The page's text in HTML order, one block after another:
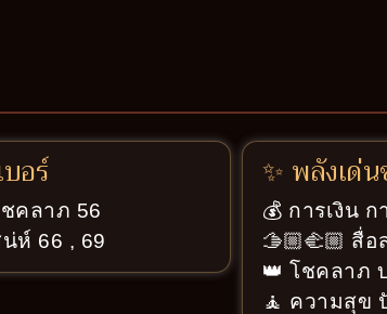
อร์
คลาภ 56
ห์ 66 , 69
✨ พลังเด่
💰 การเงิน
🫱🏼‍🫲🏼 สื่
👑 โชคลาภ
🧘 ความสุข